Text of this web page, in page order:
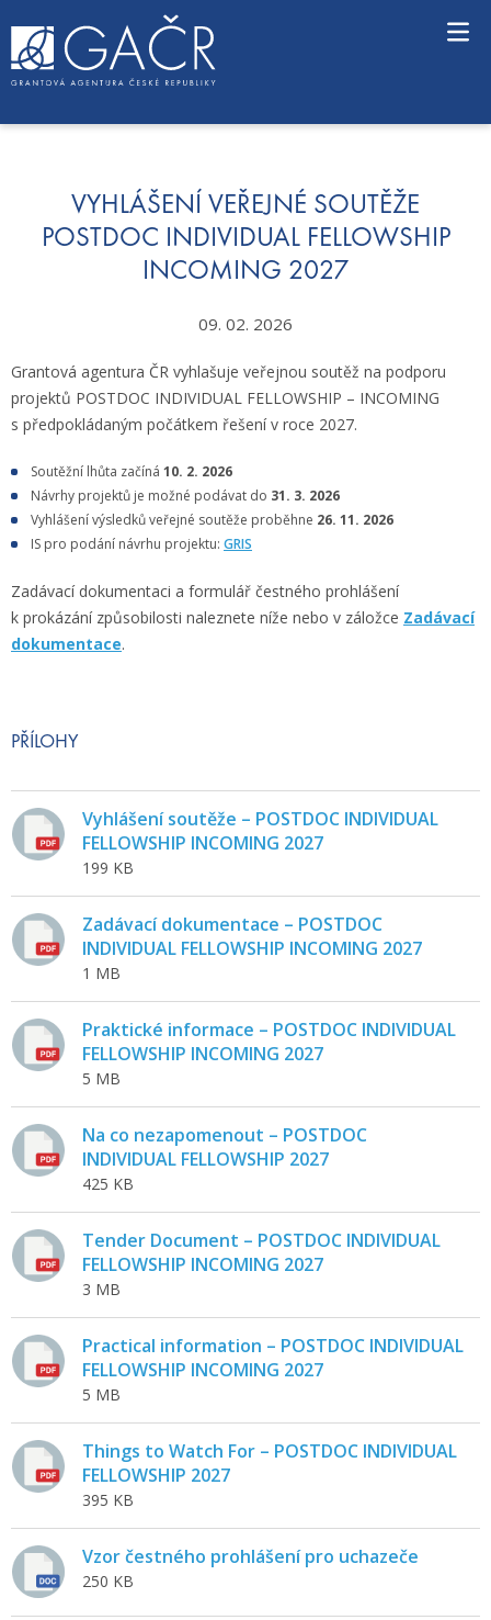
o
VYHLÁŠENÍ VEŘEJNÉ SOUTĚŽE
POSTDOC INDIVIDUAL FELLOWSHIP
INCOMING 2027
09. 02. 2026
Grantová agentura ČR vyhlašuje veřejnou soutěž na podporu
projektů POSTDOC INDIVIDUAL FELLOWSHIP – INCOMING
s předpokládaným počátkem řešení v roce 2027.
Soutěžní lhůta začíná 10. 2. 2026
Návrhy projektů je možné podávat do 31. 3. 2026
Vyhlášení výsledků veřejné soutěže proběhne 26. 11. 2026
IS pro podání návrhu projektu: GRIS
Zadávací dokumentaci a formulář čestného prohlášení
k prokázání způsobilosti naleznete níže nebo v záložce Zadávací
dokumentace.
PŘÍLOHY
Vyhlášení soutěže – POSTDOC INDIVIDUAL
FELLOWSHIP INCOMING 2027
199 KB
Zadávací dokumentace – POSTDOC
INDIVIDUAL FELLOWSHIP INCOMING 2027
1 MB
Praktické informace – POSTDOC INDIVIDUAL
FELLOWSHIP INCOMING 2027
5 MB
Na co nezapomenout – POSTDOC
INDIVIDUAL FELLOWSHIP 2027
425 KB
Tender Document – POSTDOC INDIVIDUAL
FELLOWSHIP INCOMING 2027
3 MB
Practical information – POSTDOC INDIVIDUAL
FELLOWSHIP INCOMING 2027
5 MB
Things to Watch For – POSTDOC INDIVIDUAL
FELLOWSHIP 2027
395 KB
Vzor čestného prohlášení pro uchazeče
250 KB